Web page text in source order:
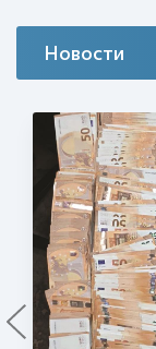
Новости